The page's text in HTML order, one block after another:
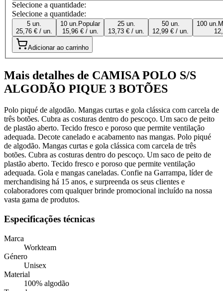
Selecione a quantidade:
Selecione a quantidade:
5 un.
25,76 € / un.
10 un. Popular
15,96 € / un.
25 un.
13,73 € / un.
50 un.
12,99 € / un.
100 un.
Adicionar ao carrinho
Mais detalhes de CAMISA POLO S/S
ALGODÃO PIQUE 3 BOTÕES
Polo piqué de algodão. Mangas curtas e gola clássica com carcela de
três botões. Cubra as costuras dentro do pescoço. Um saco de peito
de plastão aberto. Tecido fresco e poroso que permite ventilação
adequada. Decote canelado e acabamento nas mangas. Polo piqué
de algodão. Mangas curtas e gola clássica com carcela de três
botões. Cubra as costuras dentro do pescoço. Um saco de peito de
plastão aberto. Tecido fresco e poroso que permite ventilação
adequada. Gola e mangas caneladas. Confie na Garrampa, líder de
merchandising há 15 anos, e surpreenda os seus clientes e
colaboradores com qualquer brinde promocional incluído na nossa
vasta gama de produtos.
Especificações técnicas
Marca
Workteam
Género
Unisex
Material
100% algodão